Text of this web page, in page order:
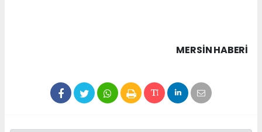
MERSIN HABERİ